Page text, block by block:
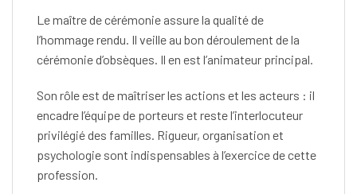
Le maître de cérémonie assure la qualité de
l’hommage rendu. Il veille au bon déroulement de la
cérémonie d’obsèques. Il en est l’animateur principal.
Son rôle est de maîtriser les actions et les acteurs : il
encadre l’équipe de porteurs et reste l’interlocuteur
privilégié des familles. Rigueur, organisation et
psychologie sont indispensables à l’exercice de cette
profession.